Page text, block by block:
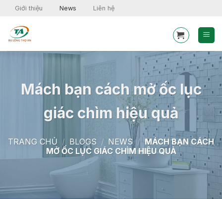
Skip
content
Giới thiệu News Liên hệ
Mách bạn cách mở ốc lục
giác chìm hiệu quả
TRANG CHỦ / BLOGS / NEWS / MÁCH BẠN CÁCH
MỞ ỐC LỤC GIÁC CHÌM HIỆU QUẢ